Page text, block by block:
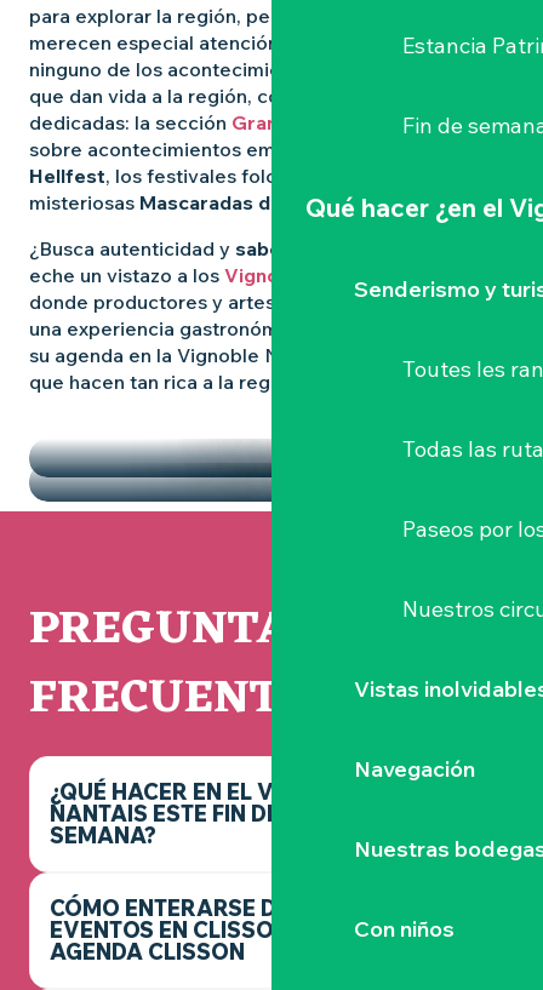
Estancia
Fin de
Qué hacer ¿en el
Senderismo y
Toutes les
Todas las
Paseos por
Nuestros
Vistas
Navegación
Nuestras
Con niños
para explorar la región, pero algunas experiencias
merecen especial atención. Para no perderse
ninguno de los acontecimientos más destacados
que dan vida a la región, consulte nuestras páginas
dedicadas: la sección Grandes Eventos
le informa
sobre acontecimientos emblemáticos como
Hellfest, los festivales folclóricos salvajes y las
misteriosas Mascaradas de Clisson
¿Busca autenticidad y sabores locales
eche un vistazo a los Vignoble Nantais Mercados
donde productores y artesanos se reúnen para vivir
una experiencia gastronómica de convivencia. Llene
su agenda en la Vignoble Nantais con las pepitas
que hacen tan rica a la región.
LOS MERCADOS
PREGUNTAS
FRECUENTES
¿QUÉ HACER EN EL VIGNOBLE
NANTAIS ESTE FIN DE
SEMANA?
CÓMO ENTERARSE DE LOS
EVENTOS EN CLISSON -
AGENDA CLISSON